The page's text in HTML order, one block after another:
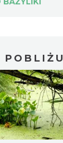
POBLIŻU